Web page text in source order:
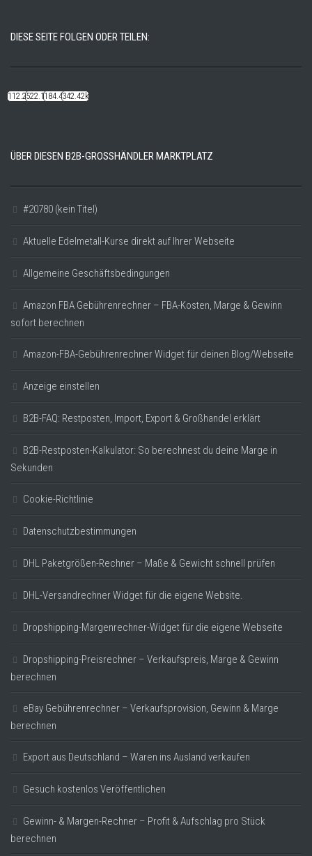
DIESE SEITE FOLGEN ODER TEILEN:
112.22k522.14k184.48k342.42k
ÜBER DIESEN B2B-GROSSHÄNDLER MARKTPLATZ
#20780 (kein Titel)
Aktuelle Edelmetall-Kurse direkt auf Ihrer Webseite
Allgemeine Geschäftsbedingungen
Amazon FBA Gebührenrechner – FBA-Kosten, Marge & Gewinn
sofort berechnen
Amazon-FBA-Gebührenrechner Widget für deinen Blog/Webseite
Anzeige einstellen
B2B-FAQ: Restposten, Import, Export & Großhandel erklärt
B2B-Restposten-Kalkulator: So berechnest du deine Marge in
Sekunden
Cookie-Richtlinie
Datenschutzbestimmungen
DHL Paketgrößen-Rechner – Maße & Gewicht schnell prüfen
DHL-Versandrechner Widget für die eigene Website.
Dropshipping-Margenrechner-Widget für die eigene Webseite
Dropshipping-Preisrechner – Verkaufspreis, Marge & Gewinn
berechnen
eBay Gebührenrechner – Verkaufsprovision, Gewinn & Marge
berechnen
Export aus Deutschland – Waren ins Ausland verkaufen
Gesuch kostenlos Veröffentlichen
Gewinn- & Margen-Rechner – Profit & Aufschlag pro Stück
berechnen